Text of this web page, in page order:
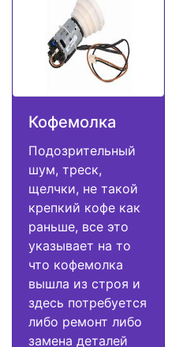
Кофемолка
Подозрительный
шум, треск,
щелчки, не такой
крепкий кофе как
раньше, все это
указывает на то
что кофемолка
вышла из строя и
здесь потребуется
либо ремонт либо
замена деталей